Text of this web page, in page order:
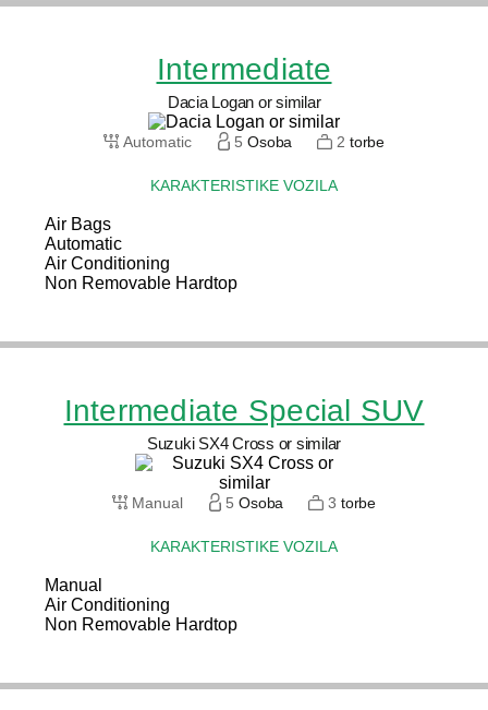
Intermediate
Dacia Logan or similar
Automatic 5 Osoba 2 torbe
KARAKTERISTIKE VOZILA
Air Bags
Automatic
Air Conditioning
Non Removable Hardtop
Intermediate Special SUV
Suzuki SX4 Cross or similar
Manual 5 Osoba 3 torbe
KARAKTERISTIKE VOZILA
Manual
Air Conditioning
Non Removable Hardtop